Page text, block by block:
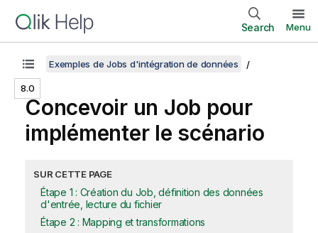
Search Menu
8.0
Exemples de Jobs d'intégration de données
Concevoir un Job pour
implémenter le scénario
SUR CETTE PAGE
Étape 1 : Création du Job, définition des données
d'entrée, lecture du fichier
Étape 2 : Mapping et transformations